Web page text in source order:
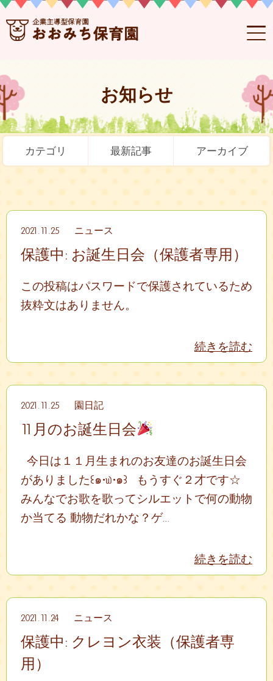
お知らせ
カテゴリ 最新記事 アーカイブ
2021.11.25 ニュース
保護中: お誕生日会（保護者専用）
この投稿はパスワードで保護されているため
抜粋文はありません。
続きを読む
2021.11.25 園日記
11月のお誕生日会
今日は１１月生まれのお友達のお誕生日会
がありました꒰๑•௰•๑꒱ もうすぐ２才です☆
みんなでお歌を歌ってシルエットで何の動物
か当てる 動物だれかな？ゲ...
続きを読む
2021.11.24 ニュース
保護中: クレヨン衣装（保護者専
用）